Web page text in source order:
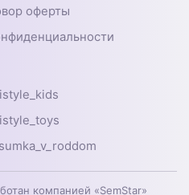
оферты
компанией «SemStar»